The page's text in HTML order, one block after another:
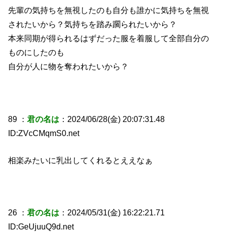
先輩の気持ちを無視したのも自分も誰かに気持ちを無視
されたいから？気持ちを踏み躙られたいから？
本来同期が得られるはずだった服を着服して全部自分の
ものにしたのも
自分が人に物を奪われたいから？
89 ：君の名は ：2024/06/28(金) 20:07:31.48
ID:ZVcCMqmS0.net
相楽みたいに乳出してくれるとええなぁ
26 ：君の名は ：2024/05/31(金) 16:22:21.71
ID:GeUjuuQ9d.net